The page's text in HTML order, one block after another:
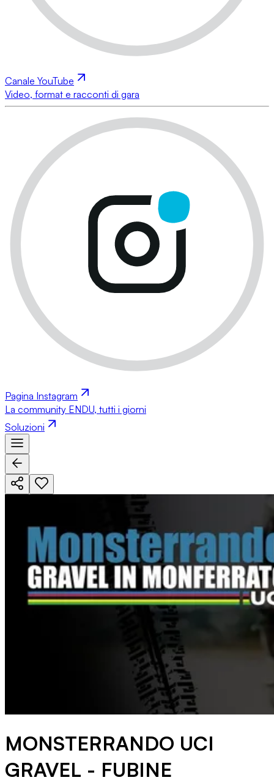
Canale YouTube
Video, format e racconti di gara
Pagina Instagram
La community ENDU, tutti i giorni
Soluzioni
MONSTERRANDO UCI
GRAVEL - FUBINE